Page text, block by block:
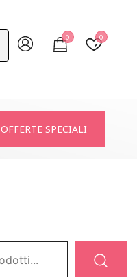
0 0
OFFERTE SPECIALI